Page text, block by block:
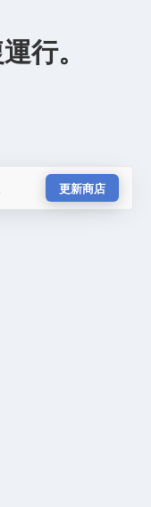
行。
更新商店